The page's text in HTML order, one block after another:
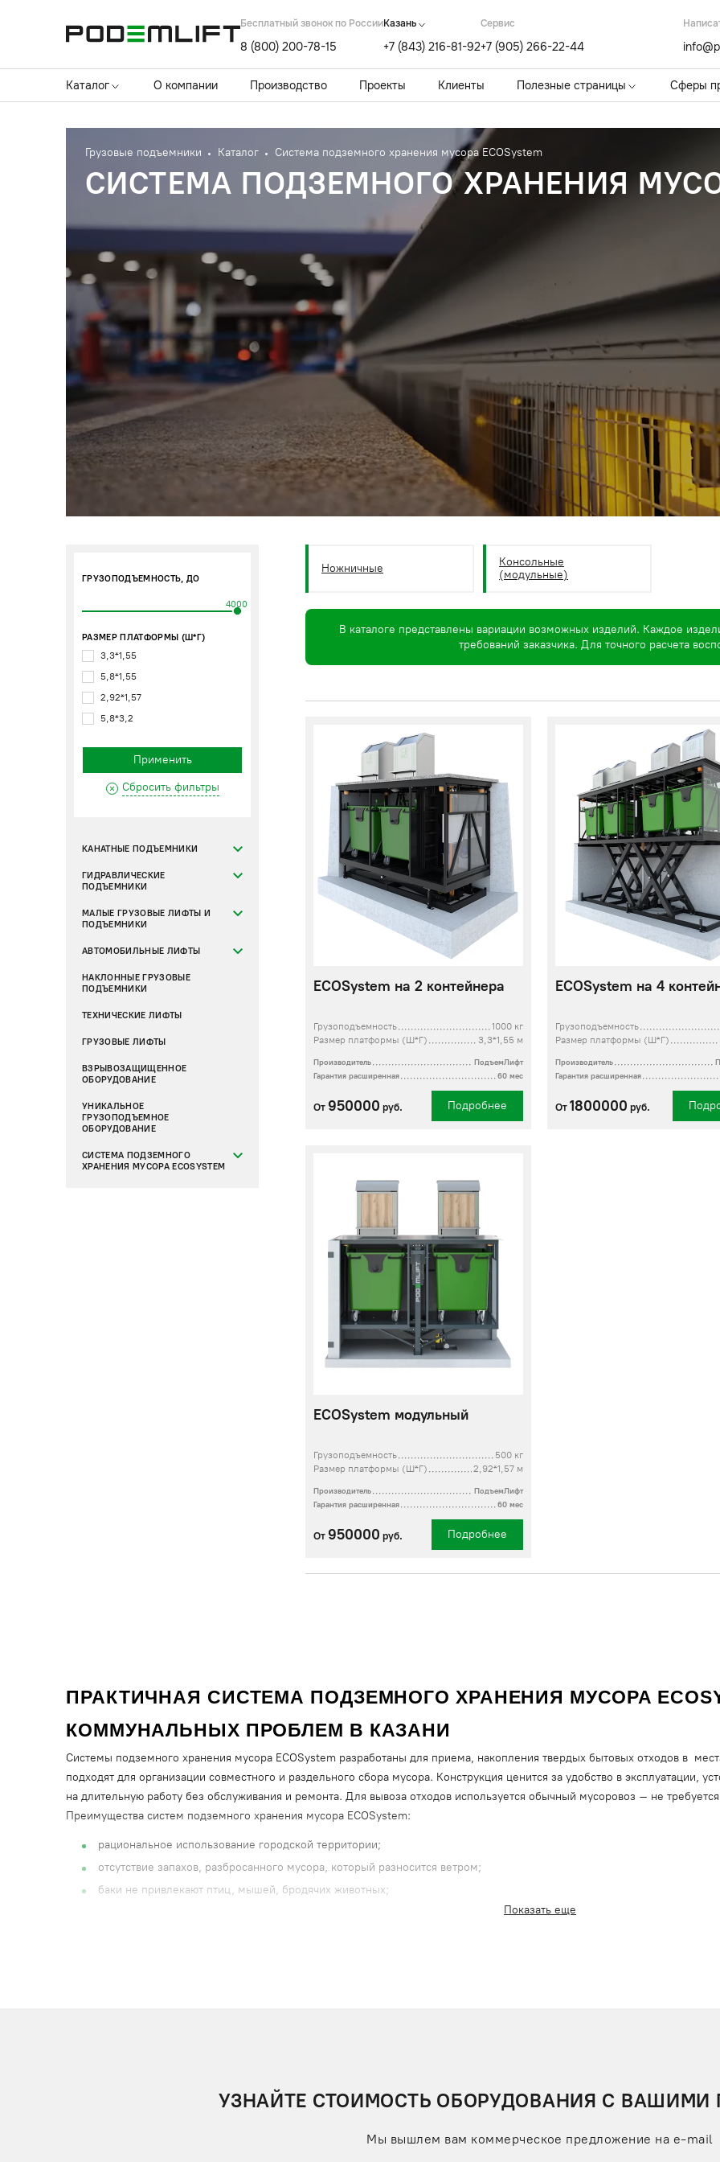
Бесплатный звонок по России
8 (800) 200-78-15
Казань
+7 (843) 216-81-92
Cервис
+7 (905) 266-22-44
Каталог О компании Производство Проекты Клиенты Полезные страницы Сферы
Грузовые подъемники Каталог Система подземного хранения мусора ECOSystem
СИСТЕМА ПОДЗЕМНОГО ХРАНЕНИЯ
ГРУЗОПОДЪЕМНОСТЬ, ДО
4000
РАЗМЕР ПЛАТФОРМЫ (Ш*Г)
3,3*1,55
5,8*1,55
2,92*1,57
5,8*3,2
Применить
Сбросить фильтры
КАНАТНЫЕ ПОДЪЕМНИКИ
ГИДРАВЛИЧЕСКИЕ
ПОДЪЕМНИКИ
МАЛЫЕ ГРУЗОВЫЕ ЛИФТЫ И
ПОДЪЕМНИКИ
АВТОМОБИЛЬНЫЕ ЛИФТЫ
НАКЛОННЫЕ ГРУЗОВЫЕ
ПОДЪЕМНИКИ
ТЕХНИЧЕСКИЕ ЛИФТЫ
ГРУЗОВЫЕ ЛИФТЫ
ВЗРЫВОЗАЩИЩЕННОЕ
ОБОРУДОВАНИЕ
УНИКАЛЬНОЕ
ГРУЗОПОДЪЕМНОЕ
ОБОРУДОВАНИЕ
СИСТЕМА ПОДЗЕМНОГО
ХРАНЕНИЯ МУСОРА ECOSYSTEM
Ножничные
Консольные
(модульные)
В каталоге представлены вариации возможных изделий. Каждое
требований заказчика. Для точного расчета
ECOSystem на 2 контейнера
Грузоподъемность
1000 кг
Размер платформы (Ш*Г)
3,3*1,55 м
Производитель
ПодъемЛифт
Гарантия расширенная
60 мес
От 950000 руб. Подробнее
ECOSystem на 4
Грузоподъемность
Размер платформы (Ш*Г)
Производитель
Гарантия расширенная
От 1800000 руб.
ECOSystem модульный
Грузоподъемность
500 кг
Размер платформы (Ш*Г)
2,92*1,57 м
Производитель
ПодъемЛифт
Гарантия расширенная
60 мес
От 950000 руб. Подробнее
ПРАКТИЧНАЯ СИСТЕМА ПОДЗЕМНОГО ХРАНЕНИЯ МУСОРА
КОММУНАЛЬНЫХ ПРОБЛЕМ В КАЗАНИ
Системы подземного хранения мусора ECOSystem разработаны для приема, накопления твердых бытовых отходов в
подходят для организации совместного и раздельного сбора мусора. Конструкция ценится за удобство в эксплуатации,
на длительную работу без обслуживания и ремонта. Для вывоза отходов используется обычный мусоровоз – не
Преимущества систем подземного хранения мусора ECOSystem:
рациональное использование городской территории;
отсутствие запахов, разбросанного мусора, который разносится ветром;
баки не привлекают птиц, мышей, бродячих животных;
Функциональность и безопасность обеспечивается специальным оснащением:
датчики для передачи сигнала о наполнении подземного мусоросборника;
Показать еще
УЗНАЙТЕ СТОИМОСТЬ ОБОРУДОВАНИЯ С ВАШИМИ
Мы вышлем вам коммерческое предложение на e-mail